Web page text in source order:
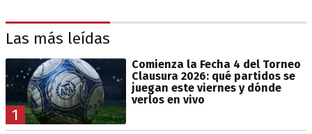
Las más leídas
1
Comienza la Fecha 4 del Torneo
Clausura 2026: qué partidos se
juegan este viernes y dónde
verlos en vivo